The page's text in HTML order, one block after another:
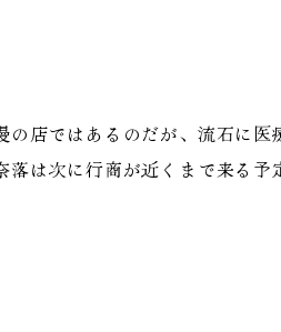
店ではあるのだが、流石に
は次に行商が近くまで来る予